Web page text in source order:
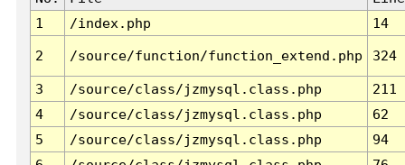
1
/index.php 14
2 /source/function/function_extend.php 324
3 /source/class/jzmysql.class.php
211
4
/source/class/jzmysql.class.php
62
5
/source/class/jzmysql.class.php
94